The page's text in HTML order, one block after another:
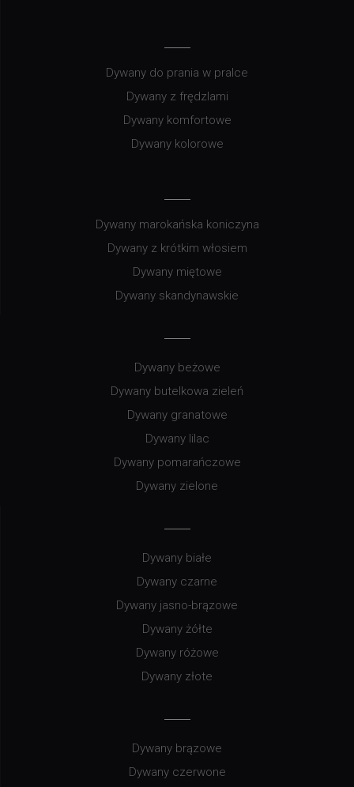
Dywany do prania w pralce
Dywany z frędzlami
Dywany komfortowe
Dywany kolorowe
Dywany marokańska koniczyna
Dywany z krótkim włosiem
Dywany miętowe
Dywany skandynawskie
Dywany beżowe
Dywany butelkowa zieleń
Dywany granatowe
Dywany lilac
Dywany pomarańczowe
Dywany zielone
Dywany białe
Dywany czarne
Dywany jasno-brązowe
Dywany żółte
Dywany różowe
Dywany złote
Dywany brązowe
Dywany czerwone